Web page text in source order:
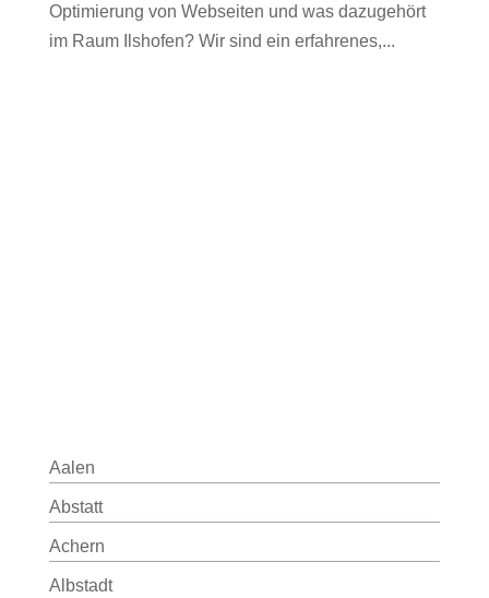
Optimierung von Webseiten und was dazugehört
im Raum Ilshofen? Wir sind ein erfahrenes,...
Aalen
Abstatt
Achern
Albstadt